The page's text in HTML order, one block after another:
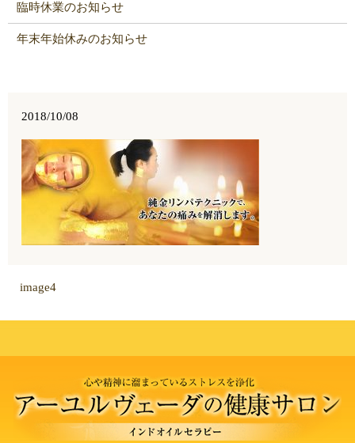
臨時休業のお知らせ
年末年始休みのお知らせ
2018/10/08
image4